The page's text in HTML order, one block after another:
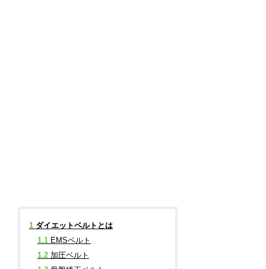
1 ダイエットベルトとは
1.1 EMSベルト
1.2 加圧ベルト